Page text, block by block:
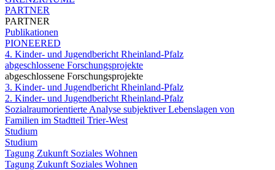
PARTNER
PARTNER
Publikationen
PIONEERED
4. Kinder- und Jugendbericht Rheinland-Pfalz
abgeschlossene Forschungsprojekte
abgeschlossene Forschungsprojekte
3. Kinder- und Jugendbericht Rheinland-Pfalz
2. Kinder- und Jugendbericht Rheinland-Pfalz
Sozialraumorientierte Analyse subjektiver Lebenslagen von
Familien im Stadtteil Trier-West
Studium
Studium
Tagung Zukunft Soziales Wohnen
Tagung Zukunft Soziales Wohnen